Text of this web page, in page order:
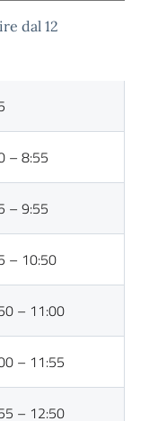
dal 12
– 8:55
– 9:55
– 10:50
– 11:00
– 11:55
– 12:50